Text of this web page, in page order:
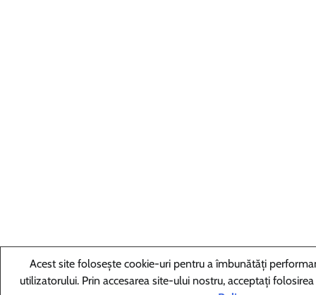
Acest site folosește cookie-uri pentru a îmbunătăți
utilizatorului. Prin accesarea site-ului nostru, acceptați